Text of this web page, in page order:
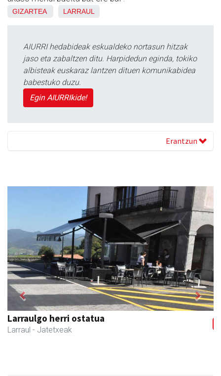
GIZARTEA LARRAUL
AIURRI hedabideak eskualdeko nortasun hitzak
jaso eta zabaltzen ditu. Harpidedun eginda, tokiko
albisteak euskaraz lantzen dituen komunikabidea
babestuko duzu.
Egin AIURRIkide!
Erantzun
Larraulgo herri ostatua
Larraul - Jatetxeak
Previous Next